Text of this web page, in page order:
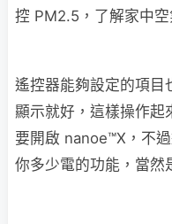
控 PM2.5，了解家中空
遙控器能夠設定的項目
顯示就好，這樣操作起
要開啟 nanoe™X，不
你多少電的功能，當然